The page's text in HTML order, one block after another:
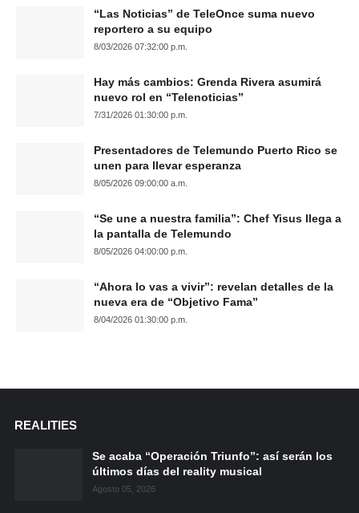
“Las Noticias” de TeleOnce suma nuevo
reportero a su equipo
8/03/2026 07:32:00 p.m.
Hay más cambios: Grenda Rivera asumirá
nuevo rol en “Telenoticias”
7/31/2026 01:30:00 p.m.
Presentadores de Telemundo Puerto Rico se
unen para llevar esperanza
8/05/2026 09:00:00 a.m.
“Se une a nuestra familia”: Chef Yisus llega a
la pantalla de Telemundo
8/05/2026 04:00:00 p.m.
“Ahora lo vas a vivir”: revelan detalles de la
nueva era de “Objetivo Fama”
8/04/2026 01:30:00 p.m.
REALITIES
Se acaba “Operación Triunfo”: así serán los
últimos días del reality musical
Agosto 05, 2026